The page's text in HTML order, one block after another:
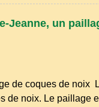
parties du Massif
classé parmi les
on trouve des
"agourer"
Jeanne, un
de coques de noix
de noix. Le paillage